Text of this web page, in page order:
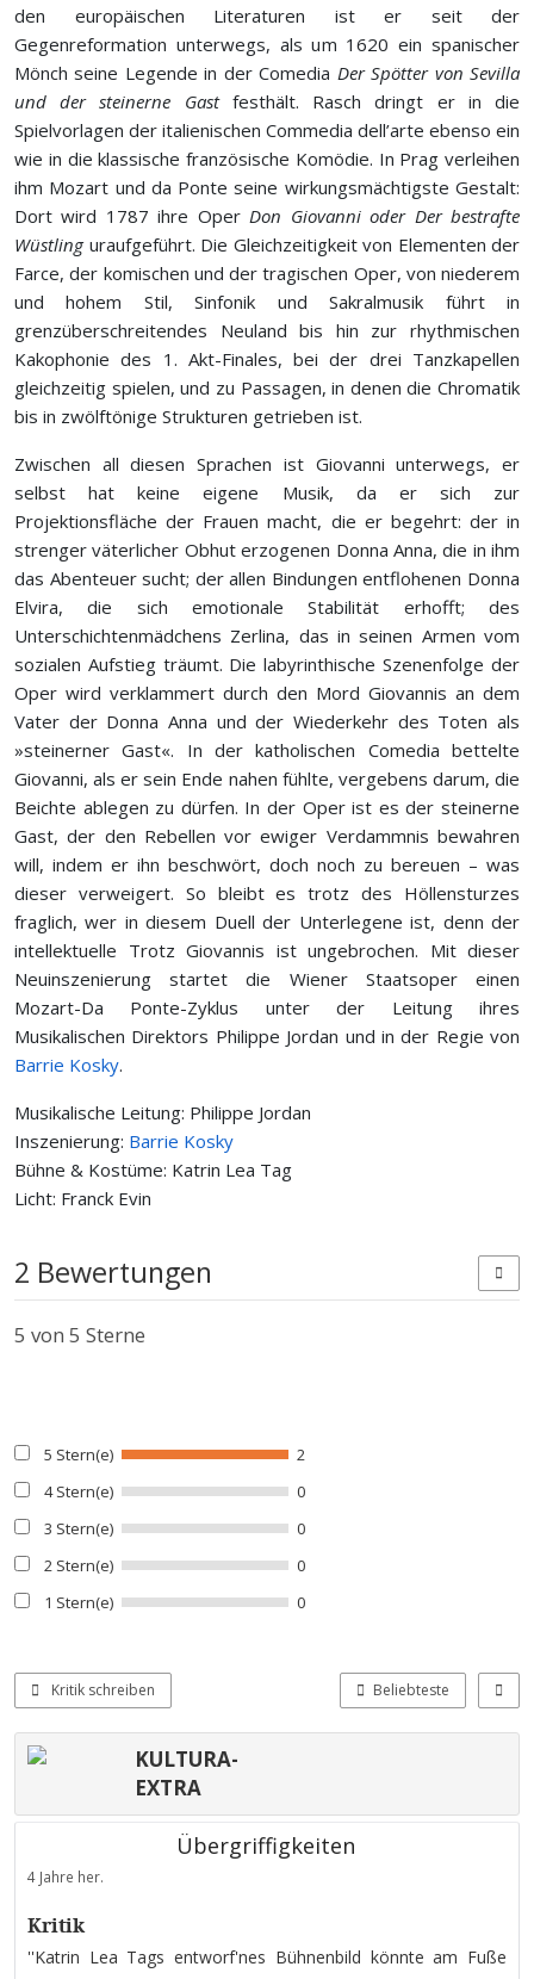
den europäischen Literaturen ist er seit der
Gegenreformation unterwegs, als um 1620 ein spanischer
Mönch seine Legende in der Comedia Der Spötter von Sevilla
und der steinerne Gast festhält. Rasch dringt er in die
Spielvorlagen der italienischen Commedia dell’arte ebenso ein
wie in die klassische französische Komödie. In Prag verleihen
ihm Mozart und da Ponte seine wirkungsmächtigste Gestalt:
Dort wird 1787 ihre OperDon Giovanni oder Der bestrafte
Wüstling uraufgeführt. Die Gleichzeitigkeit von Elementen der
Farce, der komischen und der tragischen Oper, von niederem
und hohem Stil, Sinfonik und Sakralmusik führt in
grenzüberschreitendes Neuland bis hin zur rhythmischen
Kakophonie des 1. Akt-Finales, bei der drei Tanzkapellen
gleichzeitig spielen, und zu Passagen, in denen die Chromatik
bis in zwölftönige Strukturen getrieben ist.
Zwischen all diesen Sprachen ist Giovanni unterwegs, er
selbst hat keine eigene Musik, da er sich zur
Projektionsfläche der Frauen macht, die er begehrt: der in
strenger väterlicher Obhut erzogenen Donna Anna, die in ihm
das Abenteuer sucht; der allen Bindungen entflohenen Donna
Elvira, die sich emotionale Stabilität erhofft; des
Unterschichtenmädchens Zerlina, das in seinen Armen vom
sozialen Aufstieg träumt. Die labyrinthische Szenenfolge der
Oper wird verklammert durch den Mord Giovannis an dem
Vater der Donna Anna und der Wiederkehr des Toten als
»steinerner Gast«. In der katholischen Comedia bettelte
Giovanni, als er sein Ende nahen fühlte, vergebens darum, die
Beichte ablegen zu dürfen. In der Oper ist es der steinerne
Gast, der den Rebellen vor ewiger Verdammnis bewahren
will, indem er ihn beschwört, doch noch zu bereuen – was
dieser verweigert. So bleibt es trotz des Höllensturzes
fraglich, wer in diesem Duell der Unterlegene ist, denn der
intellektuelle Trotz Giovannis ist ungebrochen. Mit dieser
Neuinszenierung startet die Wiener Staatsoper einen
Mozart-Da Ponte-Zyklus unter der Leitung ihres
Musikalischen Direktors Philippe Jordan und in der Regie von
Barrie Kosky.
Musikalische Leitung: Philippe Jordan
Inszenierung: Barrie Kosky
Bühne & Kostüme: Katrin Lea Tag
Licht: Franck Evin
2 Bewertungen
5 von 5 Sterne
5 Stern(e)
2
4 Stern(e)
0
3 Stern(e)
0
2 Stern(e)
0
1 Stern(e)
0
Kritik schreiben Beliebteste
KULTURA-
EXTRA
Übergriffigkeiten
4 Jahre her.
Kritik
''Katrin Lea Tags entworf'nes Bühnenbild könnte am Fuße